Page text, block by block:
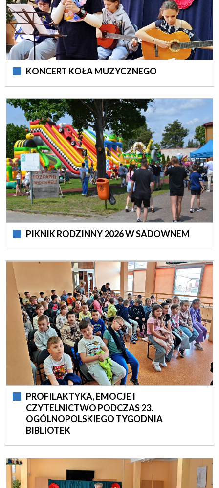
KONCERT KOŁA MUZYCZNEGO
PIKNIK RODZINNY 2026 W SADOWNEM
PROFILAKTYKA, EMOCJE I
CZYTELNICTWO PODCZAS 23.
OGÓLNOPOLSKIEGO TYGODNIA
BIBLIOTEK